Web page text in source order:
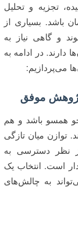
تجزیه و تحلیل
باشد. بسیاری از
و گاهی نیاز به
دارند. در ادامه به
می‌پردازیم:
موفق
همسو باشد و هم
توازن میان تازگی
نظر دسترسی به
است. انتخاب یک
به چالش‌های